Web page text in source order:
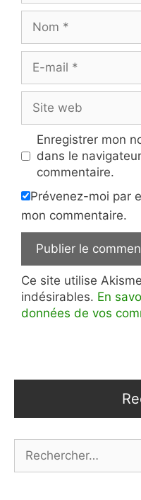
mail
web
Enregistrer mon
dans le
commentaire.
Prévenez-moi par
mon commentaire.
Ce site utilise
indésirables. En
données de vos